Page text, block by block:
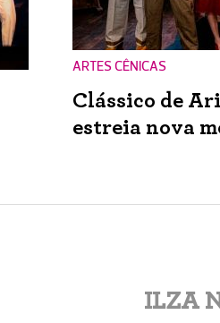
ARTES CÊNICAS
Clássico de
estreia nova
ILZA